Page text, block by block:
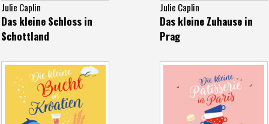
Julie Caplin
Das kleine Schloss in
Schottland
Julie Caplin
Das kleine Zuhause in
Prag